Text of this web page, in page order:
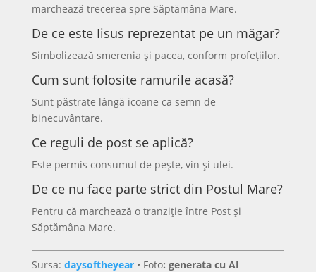
marchează trecerea spre Săptămâna Mare.
De ce este Iisus reprezentat pe un măgar?
Simbolizează smerenia și pacea, conform profețiilor.
Cum sunt folosite ramurile acasă?
Sunt păstrate lângă icoane ca semn de
binecuvântare.
Ce reguli de post se aplică?
Este permis consumul de pește, vin și ulei.
De ce nu face parte strict din Postul Mare?
Pentru că marchează o tranziție între Post și
Săptămâna Mare.
Sursa: daysoftheyear• Foto: generata cu AI